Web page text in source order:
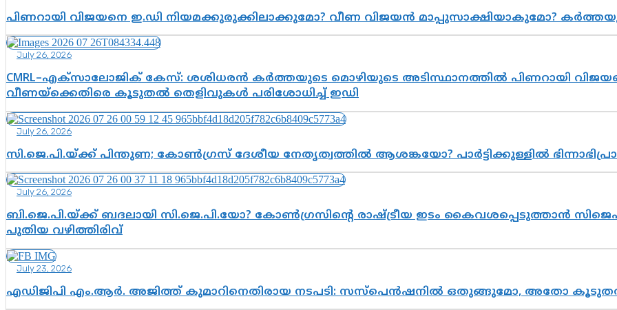
പിണറായി വിജയനെ ഇ.ഡി നിയമക്കുരുക്കിലാക്കുമോ? വീണ വിജയൻ മാപ്പുസാക്ഷിയാകുമോ?
July 26, 2026
CMRL–എക്‌സാലോജിക് കേസ്: ശശിധരൻ കർത്തയുടെ മൊഴിയുടെ അടിസ്ഥാനത്തിൽ പിണറായി
വീണയ്‌ക്കെതിരെ കൂടുതൽ തെളിവുകൾ പരിശോധിച്ച് ഇഡി
July 26, 2026
സി.ജെ.പി.യ്ക്ക് പിന്തുണ; കോൺഗ്രസ് ദേശീയ നേതൃത്വത്തിൽ ആശങ്കയോ? പാർട്ടിക്കുള്ളിൽ
July 26, 2026
ബി.ജെ.പി.യ്ക്ക് ബദലായി സി.ജെ.പി.യോ? കോൺഗ്രസിന്റെ രാഷ്ട്രീയ ഇടം കൈവശപ്പെടുത്താൻ
പുതിയ വഴിത്തിരിവ്
July 23, 2026
എഡിജിപി എം.ആർ. അജിത്ത് കുമാറിനെതിരായ നടപടി: സസ്പെൻഷനിൽ ഒതുങ്ങുമോ, അതോ